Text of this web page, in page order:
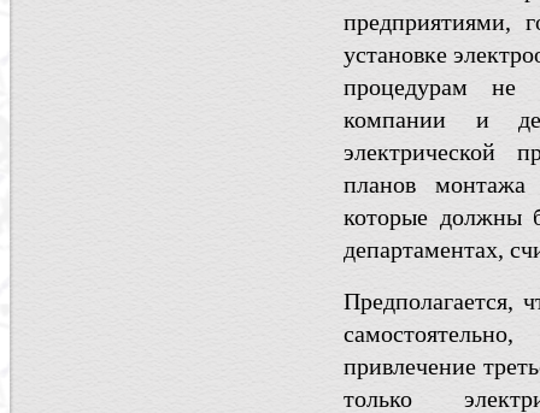
предприятиями,
установке
процедурам не
компании и
электрической
планов монтажа
которые должны
департаментах,
Предполагается,
привлечение
только